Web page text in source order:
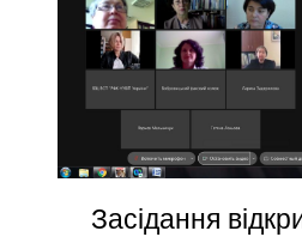
Засідання